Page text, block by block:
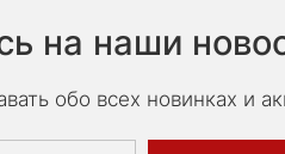
на наши
обо всех новинках и